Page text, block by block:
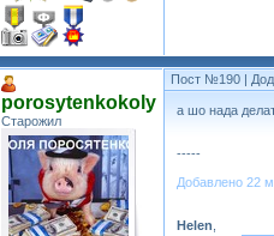
porosytenkokoly
Старожил
Пост №190 |
а шо нада
-----
Добавлено 22
Helen